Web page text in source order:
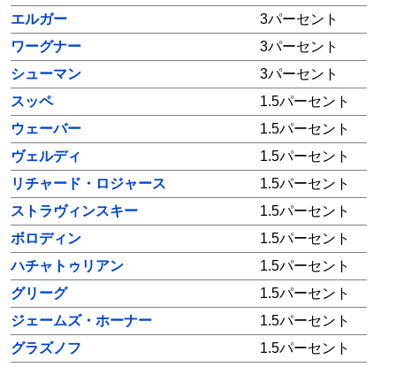
エルガー
3パーセント
ワーグナー
3パーセント
シューマン
3パーセント
スッペ
1.5パーセント
ウェーバー
1.5パーセント
ヴェルディ
1.5パーセント
リチャード・ロジャース
1.5パーセント
ストラヴィンスキー
1.5パーセント
ボロディン
1.5パーセント
ハチャトゥリアン
1.5パーセント
グリーグ
1.5パーセント
ジェームズ・ホーナー
1.5パーセント
グラズノフ
1.5パーセント